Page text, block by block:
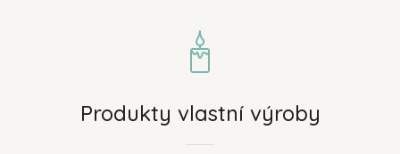
Produkty vlastní výroby